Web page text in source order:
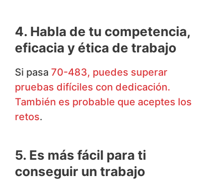
4. Habla de tu competencia,
eficacia y ética de trabajo
Si pasa 70-483, puedes superar
pruebas difíciles con dedicación.
También es probable que aceptes los
retos.
5. Es más fácil para ti
conseguir un trabajo